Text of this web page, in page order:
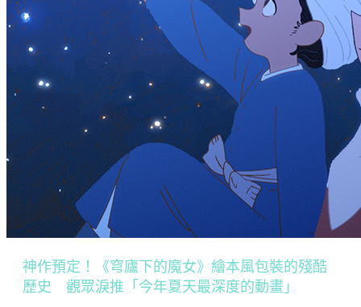
神作預定！《穹廬下的魔女》繪本風包裝的殘酷
歷史 觀眾淚推「今年夏天最深度的動畫」